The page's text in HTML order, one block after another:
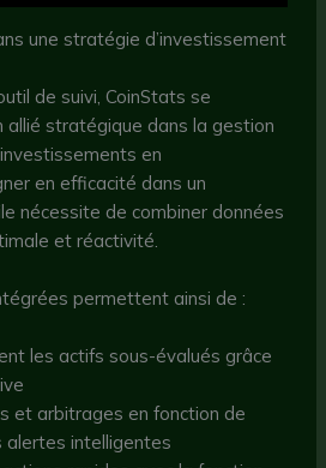
une stratégie d’investissement
de suivi, CoinStats se
allié stratégique dans la gestion
en
en efficacité dans un
nécessite de combiner données
et réactivité.
permettent ainsi de :
les actifs sous-évalués grâce
et arbitrages en fonction de
alertes intelligentes